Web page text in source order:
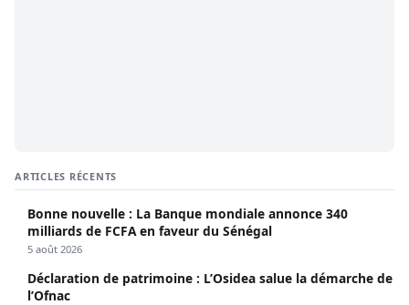
ARTICLES RÉCENTS
Bonne nouvelle : La Banque mondiale annonce 340
milliards de FCFA en faveur du Sénégal
5 août 2026
Déclaration de patrimoine : L’Osidea salue la démarche de
l’Ofnac